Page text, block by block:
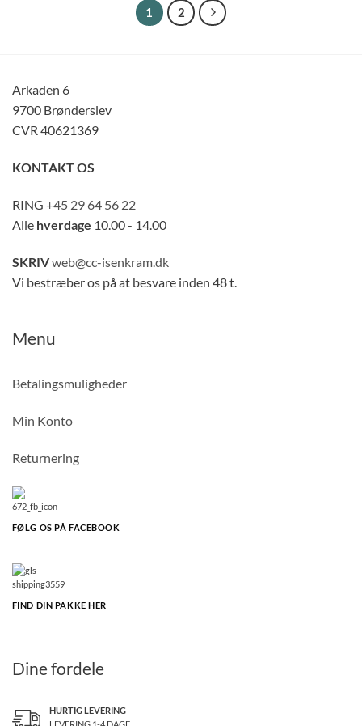
1 2
Arkaden 6
9700 Brønderslev
CVR 40621369
KONTAKT OS
RING +45 29 64 56 22
Alle hverdage 10.00 - 14.00
SKRIVweb@cc-isenkram.dk
Vi bestræber os på at besvare inden 48 t.
Menu
Betalingsmuligheder
Min Konto
Returnering
FØLG OS PÅ FACEBOOK
FIND DIN PAKKE HER
Dine fordele
HURTIG LEVERING